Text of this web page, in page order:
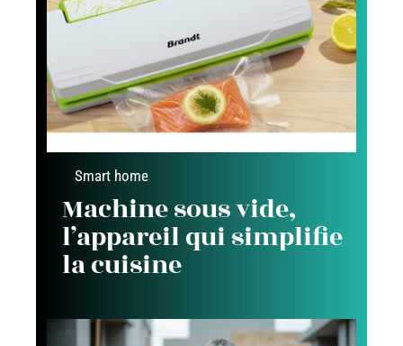
Smart home
Machine sous vide,
l’appareil qui simplifie
la cuisine